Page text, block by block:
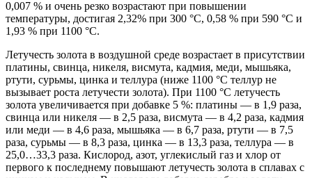
0,007 % и очень резко возрастают при повышении
температуры, достигая 2,32% при 300 °С, 0,58 % при 590 °С и
1,93 % при 1100 °С.
Летучесть золота в воздушной среде возрастает в присутствии
платины, свинца, никеля, висмута, кадмия, меди, мышьяка,
ртути, сурьмы, цинка и теллура (ниже 1100 °С теллур не
вызывает роста летучести золота). При 1100 °С летучесть
золота увеличивается при добавке 5 %: платины — в 1,9 раза,
свинца или никеля — в 2,5 раза, висмута — в 4,2 раза, кадмия
или меди — в 4,6 раза, мышьяка — в 6,7 раза, ртути — в 7,5
раза, сурьмы — в 8,3 раза, цинка — в 13,3 раза, теллура — в
25,0…33,3 раза. Кислород, азот, углекислый газ и хлор от
первого к последнему повышают летучесть золота в сплавах с